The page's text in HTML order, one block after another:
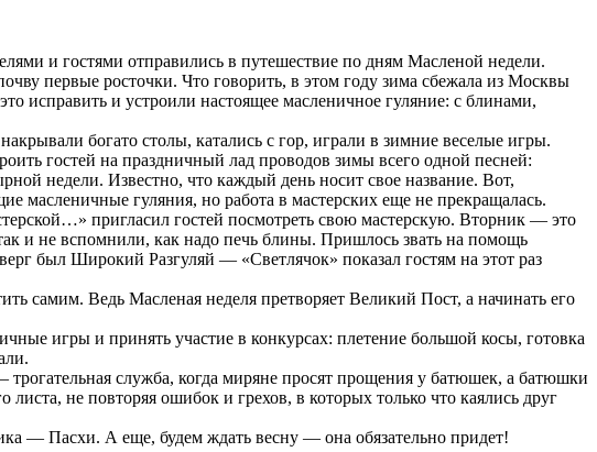
и гостями отправились в путешествие по дням Масленой недели.
первые росточки. Что говорить, в этом году зима сбежала из Москвы
исправить и устроили настоящее масленичное гуляние: с блинами,
богато столы, катались с гор, играли в зимние веселые игры.
гостей на праздничный лад проводов зимы всего одной песней:
недели. Известно, что каждый день носит свое название. Вот,
масленичные гуляния, но работа в мастерских еще не прекращалась.
пригласил гостей посмотреть свою мастерскую. Вторник — это
и не вспомнили, как надо печь блины. Пришлось звать на помощь
был Широкий Разгуляй — «Светлячок» показал гостям на этот раз
самим. Ведь Масленая неделя претворяет Великий Пост, а начинать его
игры и принять участие в конкурсах: плетение большой косы, готовка
служба, когда миряне просят прощения у батюшек, а батюшки
не повторяя ошибок и грехов, в которых только что каялись друг
— Пасхи. А еще, будем ждать весну — она обязательно придет!